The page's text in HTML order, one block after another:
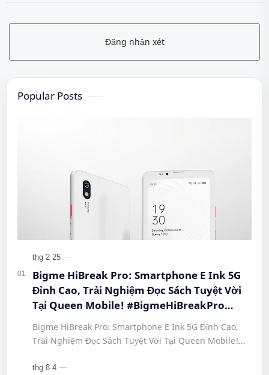
Đăng nhận xét
Popular Posts
Bigme HiBreak Pro: Smartphone E Ink 5G
Đỉnh Cao, Trải Nghiệm Đọc Sách Tuyệt Vời
Tại Queen Mobile! #BigmeHiBreakPro
#SmartphoneEInk #QueenMobile
#HiBreakPro5G #DienThoaiDocSach
#CongNgheMoi #MuaSamThongMinh
#EInkPhone #5GSmartphone
Bigme HiBreak Pro: Smartphone E Ink 5G Đỉnh Cao,
Trải Nghiệm Đọc Sách Tuyệt Vời Tại Queen Mobile!
#Hi…